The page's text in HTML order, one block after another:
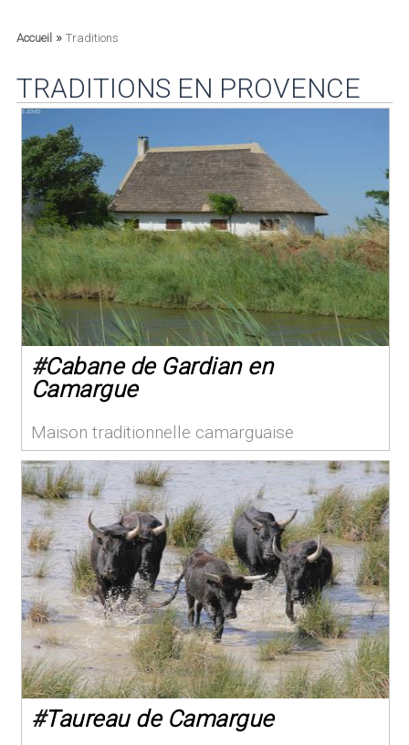
Accueil» Traditions
TRADITIONS EN PROVENCE
#Cabane de Gardian en
Camargue
Maison traditionnelle camarguaise
#Taureau de Camargue